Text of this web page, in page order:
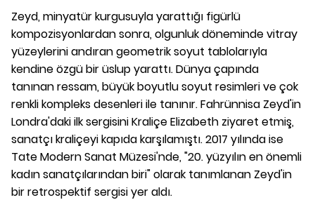
Zeyd, minyatür kurgusuyla yarattığı figürlü
kompozisyonlardan sonra, olgunluk döneminde vitray
yüzeylerini andıran geometrik soyut tablolarıyla
kendine özgü bir üslup yarattı. Dünya çapında
tanınan ressam, büyük boyutlu soyut resimleri ve çok
renkli kompleks desenleri ile tanınır. Fahrünnisa Zeyd'in
Londra'daki ilk sergisini Kraliçe Elizabeth ziyaret etmiş,
sanatçı kraliçeyi kapıda karşılamıştı. 2017 yılında ise
Tate Modern Sanat Müzesi'nde, "20. yüzyılın en önemli
kadın sanatçılarından biri" olarak tanımlanan Zeyd'in
bir retrospektif sergisi yer aldı.